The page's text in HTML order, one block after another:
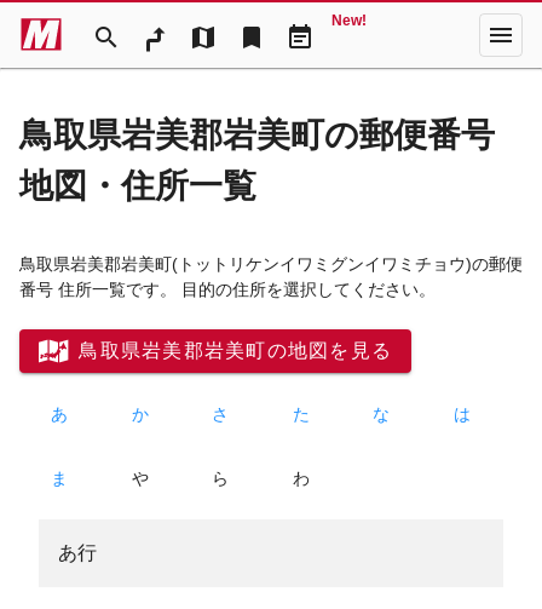
search map bookmark event_note
New! menu
鳥取県岩美郡岩美町の郵便番号
地図・住所一覧
鳥取県岩美郡岩美町(トットリケンイワミグンイワミチョウ)の郵便
番号 住所一覧です。 目的の住所を選択してください。
鳥取県岩美郡岩美町の地図を見る
あ か さ た な は
ま や ら わ
あ行